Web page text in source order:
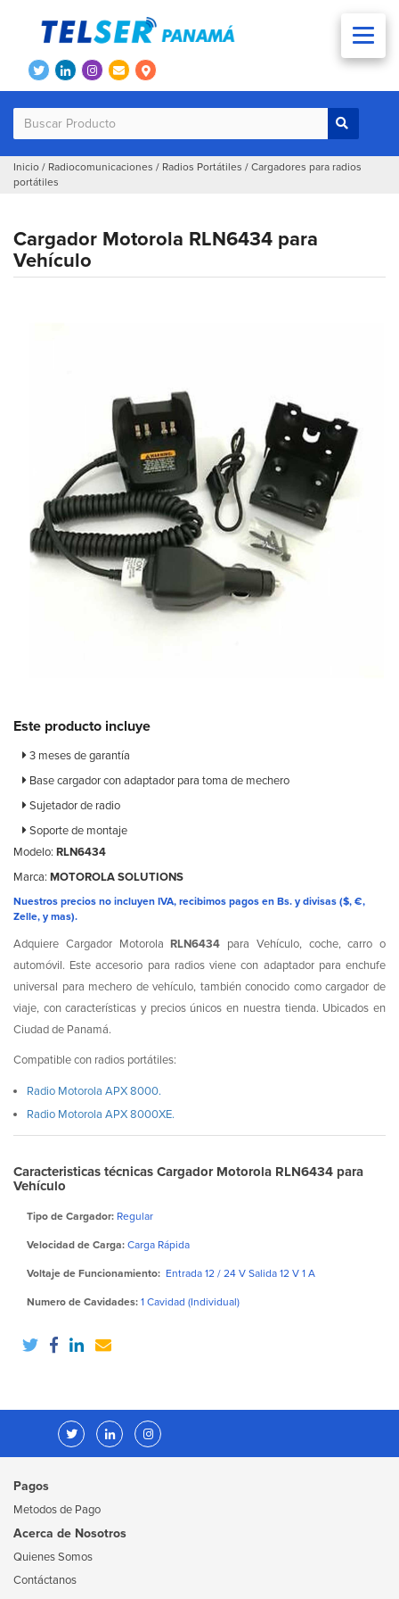
Inicio / Radiocomunicaciones / Radios Portátiles / Cargadores para radios
portátiles
Cargador Motorola RLN6434 para
Vehículo
Este producto incluye
3 meses de garantía
Base cargador con adaptador para toma de mechero
Sujetador de radio
Soporte de montaje
Modelo: RLN6434
Marca: MOTOROLA SOLUTIONS
Nuestros precios no incluyen IVA, recibimos pagos en Bs. y divisas ($, €,
Zelle, y mas).
Adquiere Cargador MotorolaRLN6434 para Vehículo, coche, carro o
automóvil. Este accesorio para radios viene con adaptador para enchufe
universal para mechero de vehículo, también conocido como cargador de
viaje, con características y precios únicos en nuestra tienda. Ubicados en
Ciudad de Panamá.
Compatible con radios portátiles:
Radio Motorola APX 8000.
Radio Motorola APX 8000XE.
Caracteristicas técnicas Cargador Motorola RLN6434 para
Vehículo
Tipo de Cargador: Regular
Velocidad de Carga: Carga Rápida
Voltaje de Funcionamiento: Entrada 12 / 24 V Salida 12 V 1 A
Numero de Cavidades: 1 Cavidad (Individual)
Pagos
Metodos de Pago
Acerca de Nosotros
Quienes Somos
Contáctanos